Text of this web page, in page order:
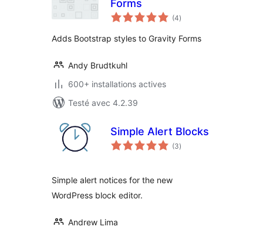
Forms
(4notes
en
)
Adds Bootstrap styles to Gravity Forms
Andy Brudtkuhl
600+ installations actives
Testé avec 4.2.39
Simple Alert Blocks
(3notes
en
)
Simple alert notices for the new
WordPress block editor.
Andrew Lima